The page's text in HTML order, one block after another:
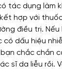
tác dụng làm
hợp với
điều trị. Nếu
có dấu hiệu
chắc chắn
sĩ da liễu rồi.